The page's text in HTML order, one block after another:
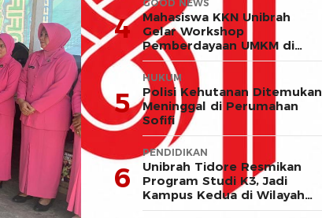
4
GOOD NEWS
Mahasiswa KKN Unibrah
Gelar Workshop
Pemberdayaan UMKM di
Desa Ekor
5
HUKUM
Polisi Kehutanan Ditemukan
Meninggal di Perumahan
Sofifi
6
PENDIDIKAN
Unibrah Tidore Resmikan
Program Studi K3, Jadi
Kampus Kedua di Wilayah
LLDIKTI XII